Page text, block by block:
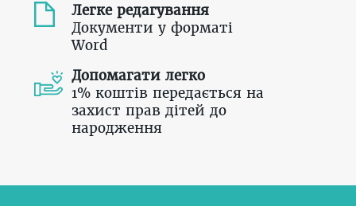
Легке редагування
Документи у форматі
Word
Допомагати легко
1% коштів передається на
захист прав дітей до
народження